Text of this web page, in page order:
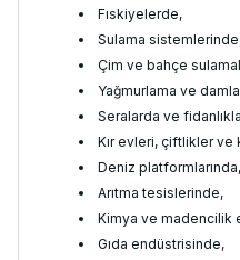
Fıskiyelerde,
Sulama
Çim ve bahçe
Yağmurlama ve
Seralarda ve
Kır evleri, çiftlikler
Deniz platformlarında,
Arıtma tesislerinde,
Kimya ve madencilik
Gıda endüstrisinde,